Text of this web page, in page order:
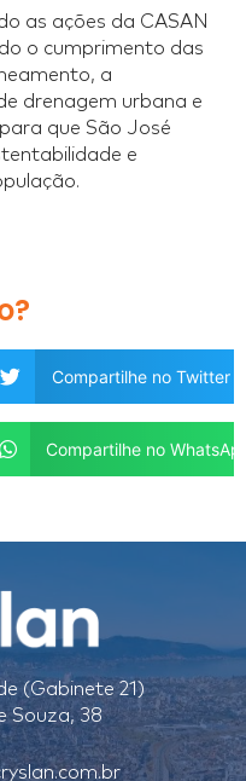
as ações da CASAN
o cumprimento das
a
drenagem urbana e
que São José
e
Compartilhe no Twitter
Compartilhe no
(Gabinete 21)
Souza, 38